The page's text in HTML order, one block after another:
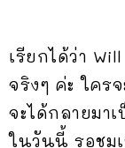
เรียกได้ว่า
จริงๆ ค่ะ ใคร
จะได้กลายมา
ในวันนี้ รอชม